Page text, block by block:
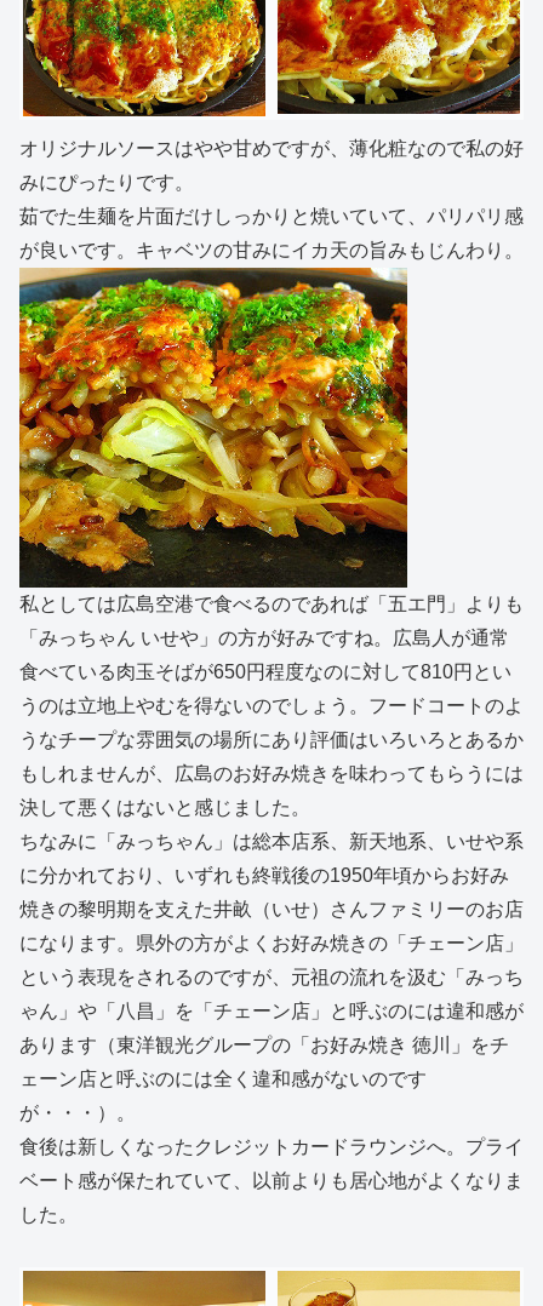
オリジナルソースはやや甘めですが、薄化粧なので私の好
みにぴったりです。
茹でた生麺を片面だけしっかりと焼いていて、パリパリ感
が良いです。キャベツの甘みにイカ天の旨みもじんわり。
私としては広島空港で食べるのであれば「五エ門」よりも
「みっちゃん いせや」の方が好みですね。広島人が通常
食べている肉玉そばが650円程度なのに対して810円とい
うのは立地上やむを得ないのでしょう。フードコートのよ
うなチープな雰囲気の場所にあり評価はいろいろとあるか
もしれませんが、広島のお好み焼きを味わってもらうには
決して悪くはないと感じました。
ちなみに「みっちゃん」は総本店系、新天地系、いせや系
に分かれており、いずれも終戦後の1950年頃からお好み
焼きの黎明期を支えた井畝（いせ）さんファミリーのお店
になります。県外の方がよくお好み焼きの「チェーン店」
という表現をされるのですが、元祖の流れを汲む「みっち
ゃん」や「八昌」を「チェーン店」と呼ぶのには違和感が
あります（東洋観光グループの「お好み焼き 徳川」をチ
ェーン店と呼ぶのには全く違和感がないのです
が・・・）。
食後は新しくなったクレジットカードラウンジへ。プライ
ベート感が保たれていて、以前よりも居心地がよくなりま
した。